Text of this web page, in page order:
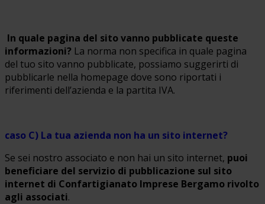
In quale pagina del sito vanno pubblicate queste
informazioni? La norma non specifica in quale pagina
del tuo sito vanno pubblicate, possiamo suggerirti di
pubblicarle nella homepage dove sono riportati i
riferimenti dell’azienda e la partita IVA.
caso C) La tua azienda non ha un sito internet?
Se sei nostro associato e non hai un sito internet, puoi
beneficiare del servizio di pubblicazione sul sito
internet di Confartigianato Imprese Bergamo rivolto
agli associati.